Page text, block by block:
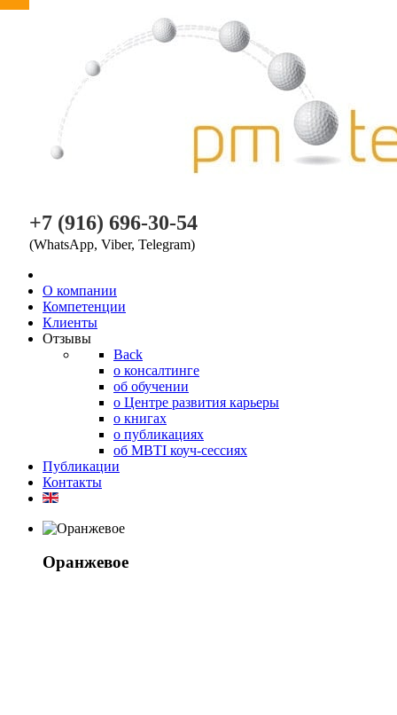
+7 (916) 696-30-54
(WhatsApp, Viber, Telegram)
O компании
Компетенции
Клиенты
Отзывы
Back
о консалтинге
об обучении
о Центре развития карьеры
о книгах
о публикациях
об MBTI коуч-сессиях
Публикации
Контакты
Оранжевое